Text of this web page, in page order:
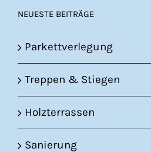
NEUESTE BEITRÄGE
Parkettverlegung
Treppen & Stiegen
Holzterrassen
Sanierung